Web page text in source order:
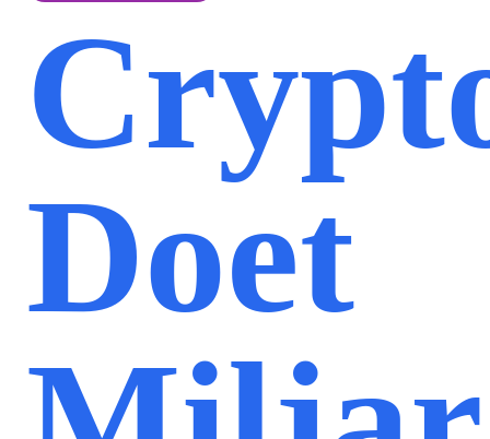
Doet